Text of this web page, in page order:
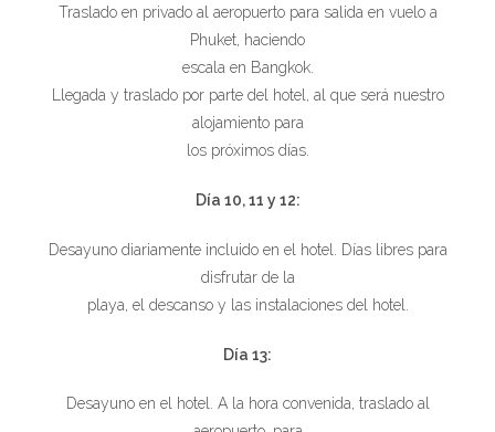
Traslado en privado al aeropuerto para salida en vuelo a
Phuket, haciendo
escala en Bangkok.
Llegada y traslado por parte del hotel, al que será nuestro
alojamiento para
los próximos días.
Día 10, 11 y 12:
Desayuno diariamente incluido en el hotel. Días libres para
disfrutar de la
playa, el descanso y las instalaciones del hotel.
Día 13:
Desayuno en el hotel. A la hora convenida, traslado al